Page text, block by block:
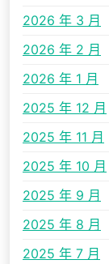
2026 年 3 月
2026 年 2 月
2026 年 1 月
2025 年 12 月
2025 年 11 月
2025 年 10 月
2025 年 9 月
2025 年 8 月
2025 年 7 月